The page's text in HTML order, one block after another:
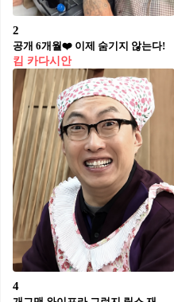
2
공개 6개월❤️ 이제 숨기지 않는다!
킴 카다시안
4